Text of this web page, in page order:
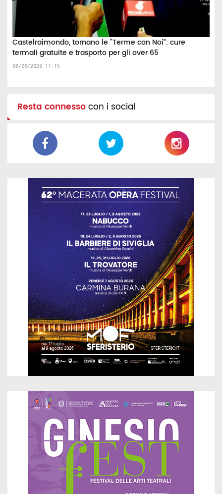
Castelraimondo, tornano le “Terme con Noi”: cure
termali gratuite e trasporto per gli over 65
08/08/2026 11:15
Resta connessocon i social